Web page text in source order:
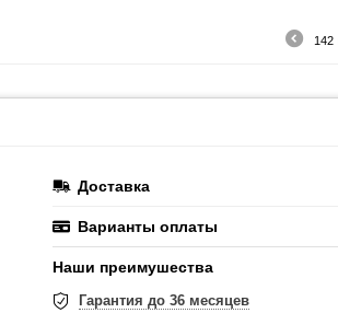
142
Доставка
Варианты оплаты
Наши преимушества
Гарантия до 36 месяцев